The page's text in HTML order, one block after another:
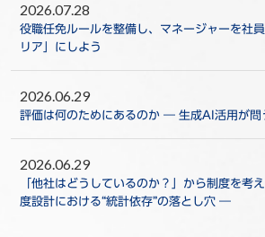
2026.07.28
役職任免ルールを整備し、マネージャーを社
リア」にしよう
2026.06.29
評価は何のためにあるのか ― 生成AI活用が問
2026.06.29
「他社はどうしているのか？」から制度を考
度設計における“統計依存”の落とし穴 ―